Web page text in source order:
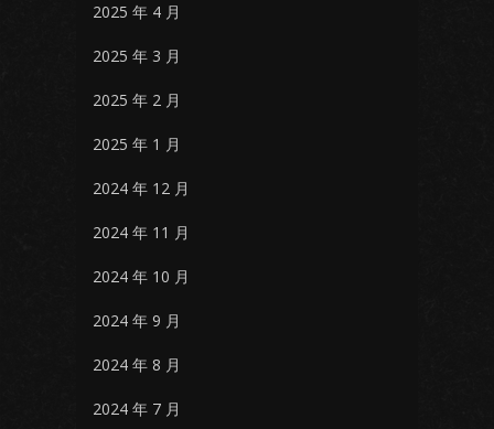
2025 年 4 月
2025 年 3 月
2025 年 2 月
2025 年 1 月
2024 年 12 月
2024 年 11 月
2024 年 10 月
2024 年 9 月
2024 年 8 月
2024 年 7 月